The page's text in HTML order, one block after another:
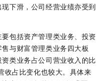
下滑，公司经营业绩亦受到
包括资产管理类业务、投资
与财富管理类业务四大板
类业务占公司营业收入的比
收占比变化也较大。具体来